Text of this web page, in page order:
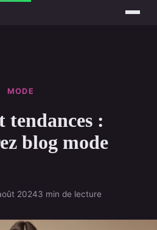
MODE
tendances :
blog mode
20243 min de lecture